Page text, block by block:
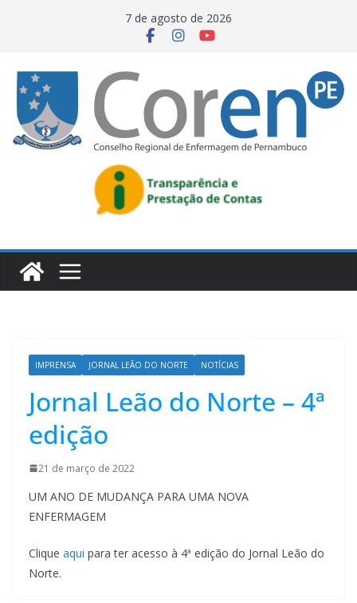
7 de agosto de 2026
IMPRENSA JORNAL LEÃO DO NORTE NOTÍCIAS
Jornal Leão do Norte – 4ª
edição
21 de março de 2022
UM ANO DE MUDANÇA PARA UMA NOVA
ENFERMAGEM
Clique aqui para ter acesso à 4ª edição do Jornal Leão do
Norte.